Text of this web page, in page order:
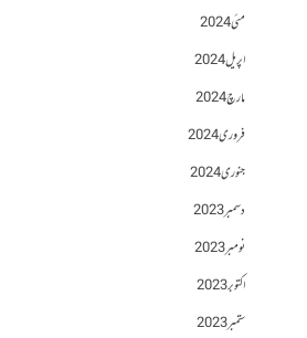
مئی 2024
اپریل 2024
مارچ 2024
فروری 2024
جنوری 2024
دسمبر 2023
نومبر 2023
اکتوبر 2023
ستمبر 2023